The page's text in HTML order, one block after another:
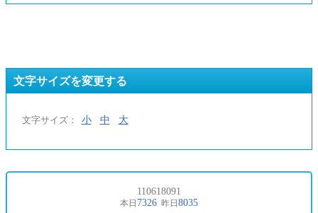
文字サイズを変更する
文字サイズ： 小 中 大